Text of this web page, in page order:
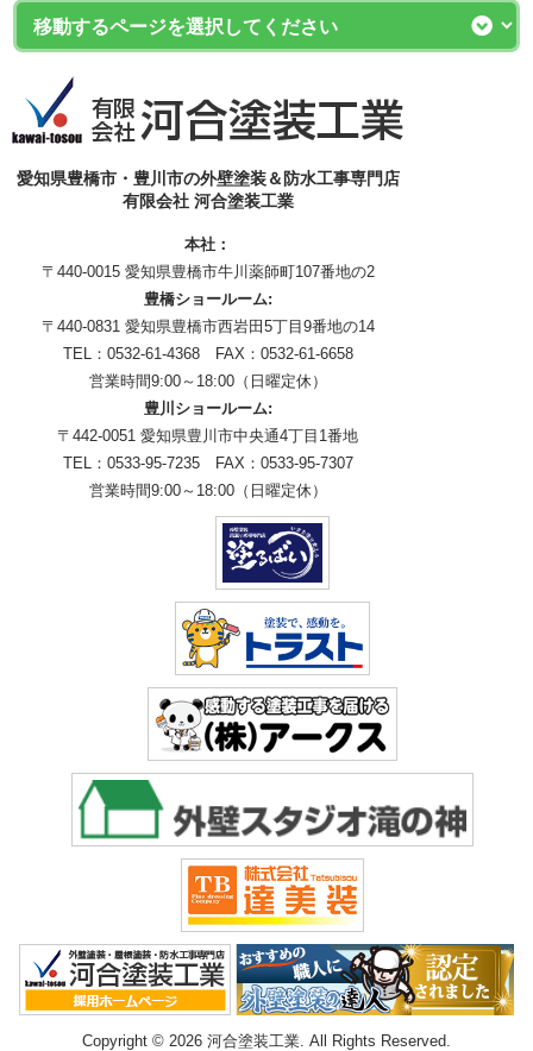
愛知県豊橋市・豊川市の外壁塗装＆防水工事専門店
有限会社 河合塗装工業
本社：
〒440-0015 愛知県豊橋市牛川薬師町107番地の2
豊橋ショールーム:
〒440-0831 愛知県豊橋市西岩田5丁目9番地の14
TEL：0532-61-4368 FAX：0532-61-6658
営業時間9:00～18:00（日曜定休）
豊川ショールーム:
〒442-0051 愛知県豊川市中央通4丁目1番地
TEL：0533-95-7235 FAX：0533-95-7307
営業時間9:00～18:00（日曜定休）
Copyright © 2026 河合塗装工業. All Rights Reserved.